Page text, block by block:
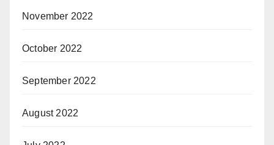
November 2022
October 2022
September 2022
August 2022